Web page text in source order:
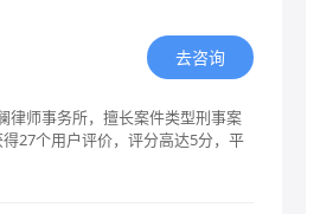
去咨询
律师事务所，擅长案件类型刑事案
27个用户评价，评分高达5分，平